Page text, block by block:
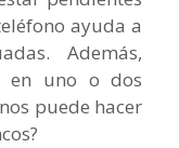
ayuda a
Además,
en uno o dos
puede hacer